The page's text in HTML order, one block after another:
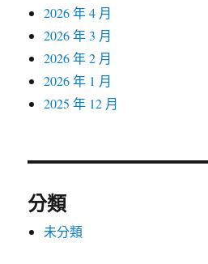
2026 年 4 月
2026 年 3 月
2026 年 2 月
2026 年 1 月
2025 年 12 月
分類
未分類